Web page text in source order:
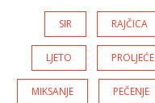
SIR RAJČICA
LJETO PROLJEĆE
MIKSANJE PEČENJE